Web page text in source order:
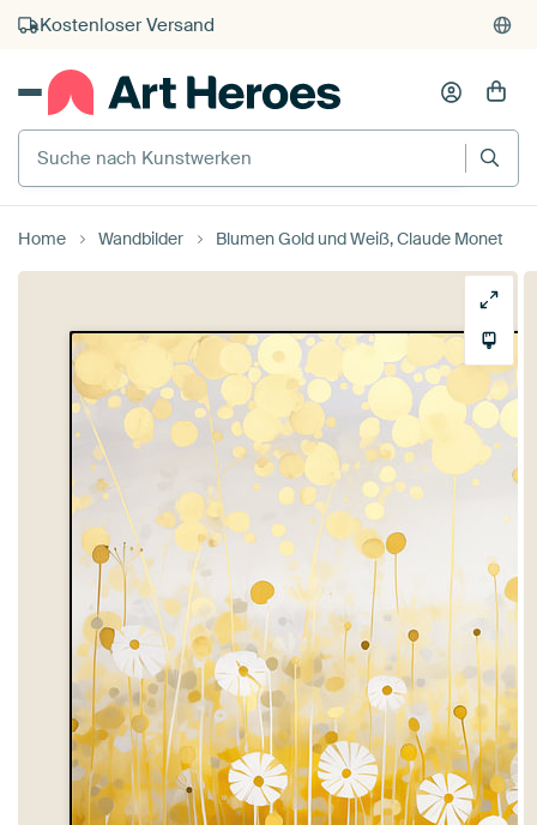
Kauf auf Rechnung
Individueller Druck auf Bestellung
Suche nach Kunstwerken
Home Wandbilder Blumen Gold und Weiß, Claude Monet